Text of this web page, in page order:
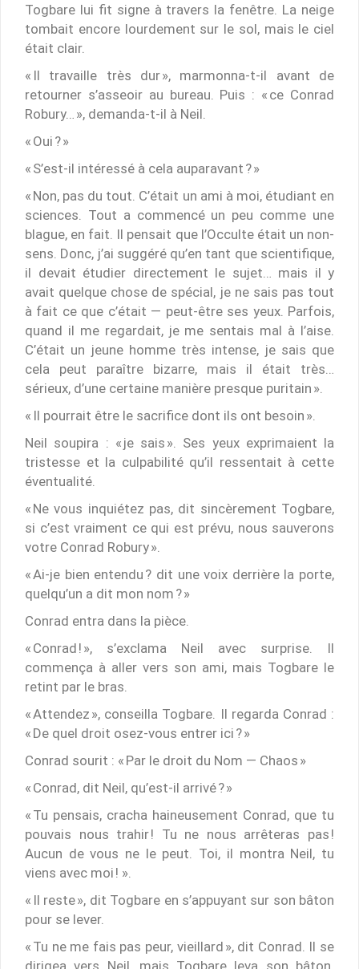
Togbare lui fit signe à travers la fenêtre. La neige
tombait encore lourdement sur le sol, mais le ciel
était clair.
« Il travaille très dur », marmonna-t-il avant de
retourner s’asseoir au bureau. Puis : « ce Conrad
Robury… », demanda-t-il à Neil.
« Oui ? »
« S’est-il intéressé à cela auparavant ? »
« Non, pas du tout. C’était un ami à moi, étudiant en
sciences. Tout a commencé un peu comme une
blague, en fait. Il pensait que l’Occulte était un non-
sens. Donc, j’ai suggéré qu’en tant que scientifique,
il devait étudier directement le sujet… mais il y
avait quelque chose de spécial, je ne sais pas tout
à fait ce que c’était — peut-être ses yeux. Parfois,
quand il me regardait, je me sentais mal à l’aise.
C’était un jeune homme très intense, je sais que
cela peut paraître bizarre, mais il était très…
sérieux, d’une certaine manière presque puritain ».
« Il pourrait être le sacrifice dont ils ont besoin ».
Neil soupira : « je sais ». Ses yeux exprimaient la
tristesse et la culpabilité qu’il ressentait à cette
éventualité.
« Ne vous inquiétez pas, dit sincèrement Togbare,
si c’est vraiment ce qui est prévu, nous sauverons
votre Conrad Robury ».
« Ai-je bien entendu ? dit une voix derrière la porte,
quelqu’un a dit mon nom ? »
Conrad entra dans la pièce.
« Conrad ! », s’exclama Neil avec surprise. Il
commença à aller vers son ami, mais Togbare le
retint par le bras.
« Attendez », conseilla Togbare. Il regarda Conrad :
« De quel droit osez-vous entrer ici ? »
Conrad sourit : « Par le droit du Nom — Chaos »
« Conrad, dit Neil, qu’est-il arrivé ? »
« Tu pensais, cracha haineusement Conrad, que tu
pouvais nous trahir ! Tu ne nous arrêteras pas !
Aucun de vous ne le peut. Toi, il montra Neil, tu
viens avec moi ! ».
« Il reste », dit Togbare en s’appuyant sur son bâton
pour se lever.
« Tu ne me fais pas peur, vieillard », dit Conrad. Il se
dirigea vers Neil, mais Togbare leva son bâton.